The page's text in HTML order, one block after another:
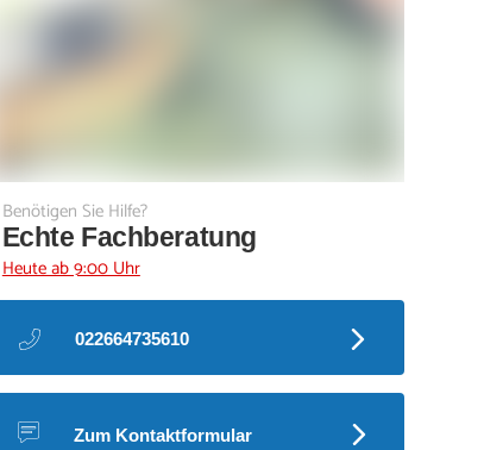
Benötigen Sie Hilfe?
Echte Fachberatung
Heute ab 9:00 Uhr
022664735610
Zum Kontaktformular